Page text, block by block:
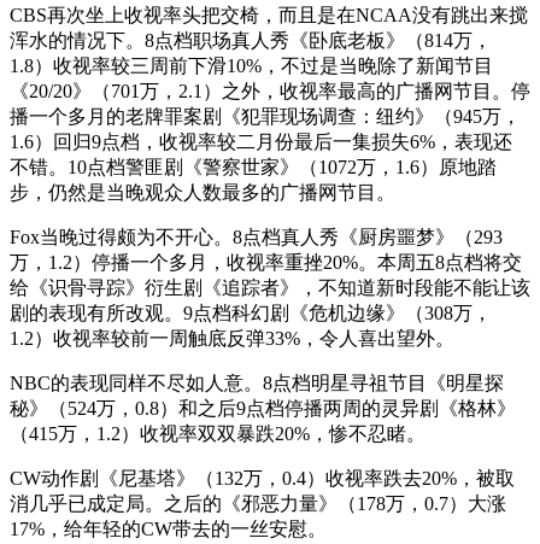
CBS再次坐上收视率头把交椅，而且是在NCAA没有跳出来搅
浑水的情况下。8点档职场真人秀《卧底老板》（814万，
1.8）收视率较三周前下滑10%，不过是当晚除了新闻节目
《20/20》（701万，2.1）之外，收视率最高的广播网节目。停
播一个多月的老牌罪案剧《犯罪现场调查：纽约》（945万，
1.6）回归9点档，收视率较二月份最后一集损失6%，表现还
不错。10点档警匪剧《警察世家》（1072万，1.6）原地踏
步，仍然是当晚观众人数最多的广播网节目。
Fox当晚过得颇为不开心。8点档真人秀《厨房噩梦》（293
万，1.2）停播一个多月，收视率重挫20%。本周五8点档将交
给《识骨寻踪》衍生剧《追踪者》，不知道新时段能不能让该
剧的表现有所改观。9点档科幻剧《危机边缘》（308万，
1.2）收视率较前一周触底反弹33%，令人喜出望外。
NBC的表现同样不尽如人意。8点档明星寻祖节目《明星探
秘》（524万，0.8）和之后9点档停播两周的灵异剧《格林》
（415万，1.2）收视率双双暴跌20%，惨不忍睹。
CW动作剧《尼基塔》（132万，0.4）收视率跌去20%，被取
消几乎已成定局。之后的《邪恶力量》（178万，0.7）大涨
17%，给年轻的CW带去的一丝安慰。